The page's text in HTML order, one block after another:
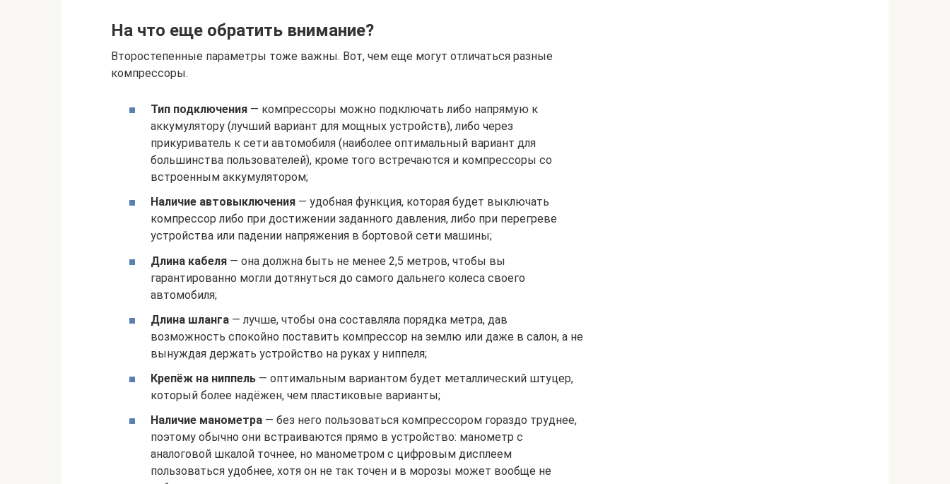
На что еще обратить внимание?
Второстепенные параметры тоже важны. Вот, чем еще могут отличаться разные
компрессоры.
Тип подключения — компрессоры можно подключать либо напрямую к
аккумулятору (лучший вариант для мощных устройств), либо через
прикуриватель к сети автомобиля (наиболее оптимальный вариант для
большинства пользователей), кроме того встречаются и компрессоры со
встроенным аккумулятором;
Наличие автовыключения — удобная функция, которая будет выключать
компрессор либо при достижении заданного давления, либо при перегреве
устройства или падении напряжения в бортовой сети машины;
Длина кабеля — она должна быть не менее 2,5 метров, чтобы вы
гарантированно могли дотянуться до самого дальнего колеса своего
автомобиля;
Длина шланга — лучше, чтобы она составляла порядка метра, дав
возможность спокойно поставить компрессор на землю или даже в салон, а не
вынуждая держать устройство на руках у ниппеля;
Крепёж на ниппель — оптимальным вариантом будет металлический штуцер,
который более надёжен, чем пластиковые варианты;
Наличие манометра — без него пользоваться компрессором гораздо труднее,
поэтому обычно они встраиваются прямо в устройство: манометр с
аналоговой шкалой точнее, но манометром с цифровым дисплеем
пользоваться удобнее, хотя он не так точен и в морозы может вообще не